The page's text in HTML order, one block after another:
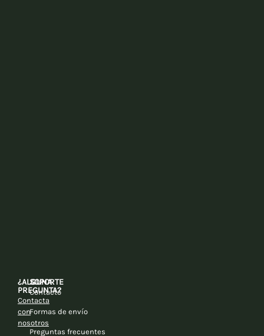
¿ALGUNA
PREGUNTA?
Contacta
con
nosotros
SOPORTE
Contacto
Formas de envío
Preguntas frecuentes